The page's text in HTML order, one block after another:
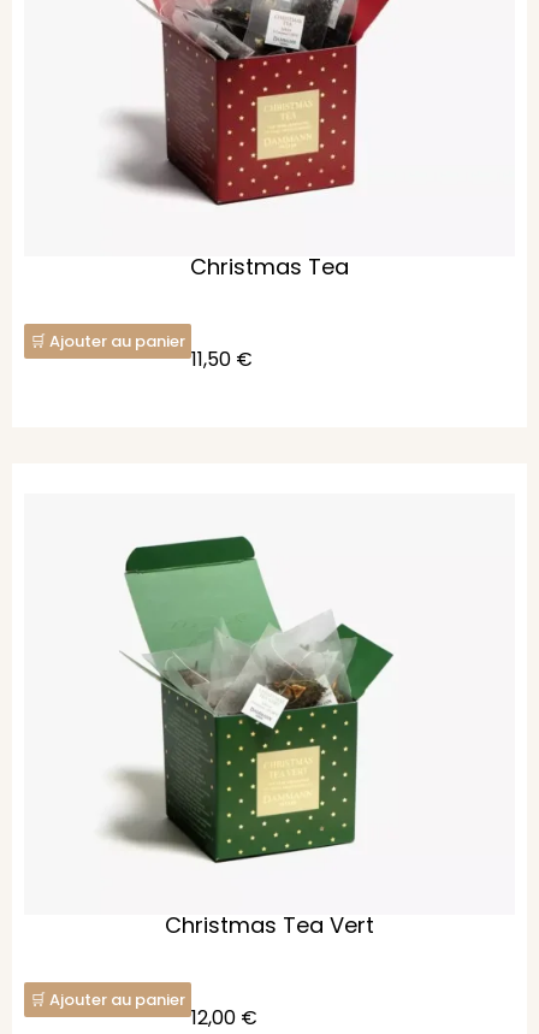
Christmas Tea
Ajouter au panier
11,50 €
Christmas Tea Vert
Ajouter au panier
12,00 €